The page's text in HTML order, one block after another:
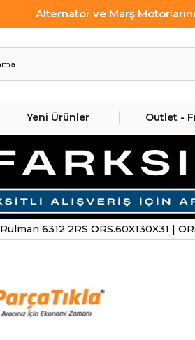
Alternatör ve Marş
Yeni Ürünler Outlet -
Rulman 6312 2RS ORS.60X130X31 |